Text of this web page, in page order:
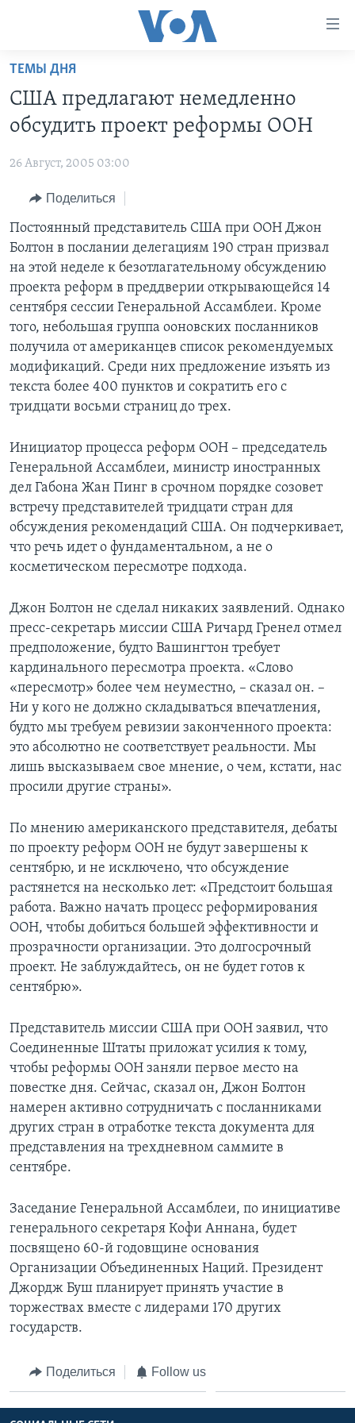
Перейти
основной
контент
Перейти
навигации
Перейти
поиск
ПРОГРАММЫ
НОВОСТИ ЗА МИНУТУ
ИТОГИ
ПОЧЕМУ ЭТО ВАЖНО?
ДЕТАЛИ
НЬЮ-ЙОРК NEW YORK
АМЕРИКА. БОЛЬШОЕ ПУТЕШЕСТВИЕ
ПРОЕКТЫ
УЧИМ АНГЛИЙСКИЙ
НАША АМЕРИКАНСКАЯ ИСТОРИЯ
А КАК В АМЕРИКЕ?
АМЕРИКАНСКИЕ ГОРОДКИ
ТЕСТЫ
ЭКСПЕРТИЗА
ИНТЕРВЬЮ
ФАКТЫ ПРОТИВ ФЕЙКОВ
ЗА СВОБОДУ ПРЕССЫ
УЧИМ АНГЛИЙСКИЙ
ВИДЕО
ПОДПИСКА НА НОВОСТИ
Learning English
Языки
ТЕМЫ ДНЯ
США предлагают немедленно
обсудить проект реформы ООН
26 Август, 2005 03:00
Поделиться
Постоянный представитель США при ООН Джон
Болтон в послании делегациям 190 стран призвал
на этой неделе к безотлагательному обсуждению
проекта реформ в преддверии открывающейся 14
сентября сессии Генеральной Ассамблеи. Кроме
того, небольшая группа ооновских посланников
получила от американцев список рекомендуемых
модификаций. Среди них предложение изъять из
текста более 400 пунктов и сократить его с
тридцати восьми страниц до трех.
Инициатор процесса реформ ООН – председатель
Генеральной Ассамблеи, министр иностранных
дел Габона Жан Пинг в срочном порядке созовет
встречу представителей тридцати стран для
обсуждения рекомендаций США. Он подчеркивает,
что речь идет о фундаментальном, а не о
косметическом пересмотре подхода.
Джон Болтон не сделал никаких заявлений. Однако
пресс-секретарь миссии США Ричард Гренел отмел
предположение, будто Вашингтон требует
кардинального пересмотра проекта. «Слово
«пересмотр» более чем неуместно, – сказал он. –
Ни у кого не должно складываться впечатления,
будто мы требуем ревизии законченного проекта:
это абсолютно не соответствует реальности. Мы
лишь высказываем свое мнение, о чем, кстати, нас
просили другие страны».
По мнению американского представителя, дебаты
по проекту реформ ООН не будут завершены к
сентябрю, и не исключено, что обсуждение
растянется на несколько лет: «Предстоит большая
работа. Важно начать процесс реформирования
ООН, чтобы добиться большей эффективности и
прозрачности организации. Это долгосрочный
проект. Не заблуждайтесь, он не будет готов к
сентябрю».
Представитель миссии США при ООН заявил, что
Соединенные Штаты приложат усилия к тому,
чтобы реформы ООН заняли первое место на
повестке дня. Сейчас, сказал он, Джон Болтон
намерен активно сотрудничать с посланниками
других стран в отработке текста документа для
представления на трехдневном саммите в
сентябре.
Заседание Генеральной Ассамблеи, по инициативе
генерального секретаря Кофи Аннана, будет
посвящено 60-й годовщине основания
Организации Объединенных Наций. Президент
Джордж Буш планирует принять участие в
торжествах вместе с лидерами 170 других
государств.
Поделиться Follow us